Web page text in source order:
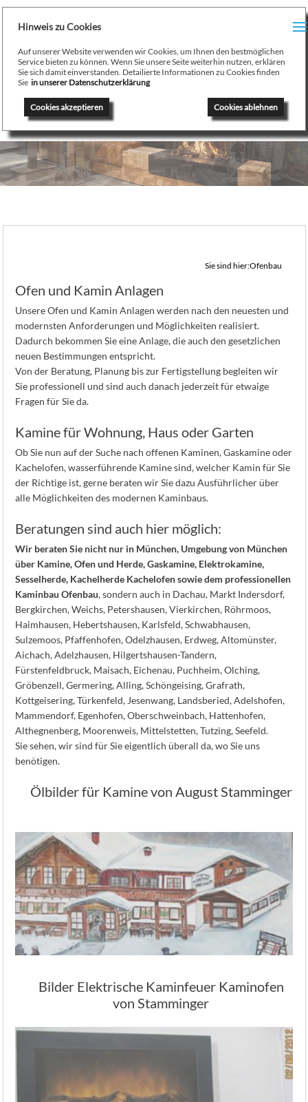
/
Hinweis zu Cookies
Auf unserer Website verwenden wir Cookies, um Ihnen den bestmöglichen
Service bieten zu können. Wenn Sie unsere Seite weiterhin nutzen, erklären
Sie sich damit einverstanden. Detailierte Informationen zu Cookies finden
Sie in unserer Datenschutzerklärung
Cookies ablehnen
Cookies akzeptieren
August Stamminger
Beratung - Planung - Ausführung - Wartung - Reparatur
Ofenbau Kaminbau Gaskamine Kachelofen Heizkamine
Sie sind hier:Ofenbau
Ofen und Kamin Anlagen
Unsere Ofen und Kamin Anlagen werden nach den neuesten und
modernsten Anforderungen und Möglichkeiten realisiert.
Dadurch bekommen Sie eine Anlage, die auch den gesetzlichen
neuen Bestimmungen entspricht.
Von der Beratung, Planung bis zur Fertigstellung begleiten wir
Sie professionell und sind auch danach jederzeit für etwaige
Fragen für Sie da.
Kamine für Wohnung, Haus oder Garten
Ob Sie nun auf der Suche nach offenen Kaminen, Gaskamine oder
Kachelofen, wasserführende Kamine sind, welcher Kamin für Sie
der Richtige ist, gerne beraten wir Sie dazu Ausführlicher über
alle Möglichkeiten des modernen Kaminbaus.
Beratungen sind auch hier möglich:
Wir beraten Sie nicht nur in München, Umgebung von München
über Kamine, Ofen und Herde, Gaskamine, Elektrokamine,
Sesselherde, Kachelherde Kachelofen sowie dem professionellen
Kaminbau Ofenbau, sondern auch in Dachau, Markt Indersdorf,
Bergkirchen, Weichs, Petershausen, Vierkirchen, Röhrmoos,
Haimhausen, Hebertshausen, Karlsfeld, Schwabhausen,
Sulzemoos, Pfaffenhofen, Odelzhausen, Erdweg, Altomünster,
Aichach, Adelzhausen, Hilgertshausen-Tandern,
Fürstenfeldbruck, Maisach, Eichenau, Puchheim, Olching,
Gröbenzell, Germering, Alling, Schöngeising, Grafrath,
Kottgeisering, Türkenfeld, Jesenwang, Landsberied, Adelshofen,
Mammendorf, Egenhofen, Oberschweinbach, Hattenhofen,
Althegnenberg, Moorenweis, Mittelstetten, Tutzing, Seefeld.
Sie sehen, wir sind für Sie eigentlich überall da, wo Sie uns
benötigen.
Ölbilder für Kamine von August Stamminger
Bilder Elektrische Kaminfeuer Kaminofen
von Stamminger